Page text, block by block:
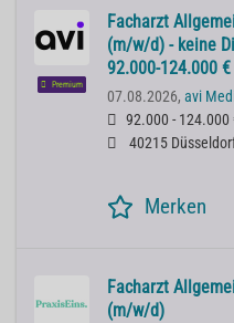
Premium
Facharzt
(m/w/d) - keine
92.000-124.000
07.08.2026, avi
92.000 -
40215
Merken
Facharzt
(m/w/d)